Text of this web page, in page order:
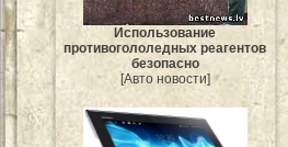
Использование
противогололедных реагентов
безопасно
[Авто новости]